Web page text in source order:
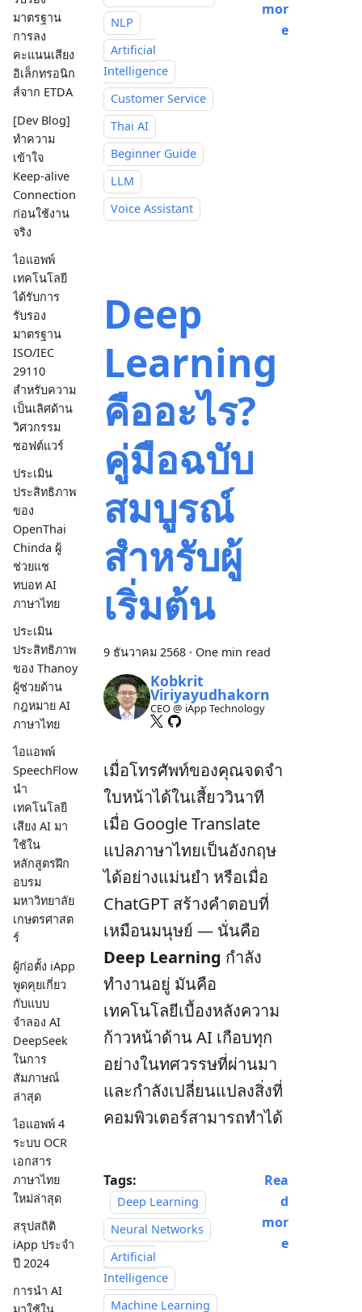
มาตรฐาน
การลง
คะแนนเสียง
อิเล็กทรอนิก
ส์จาก ETDA
[Dev Blog]
ทำความ
เข้าใจ
Keep-alive
Connection
ก่อนใช้งาน
จริง
ไอแอพพ์
เทคโนโลยี
ได้รับการ
รับรอง
มาตรฐาน
ISO/IEC
29110
สำหรับความ
เป็นเลิศด้าน
วิศวกรรม
ซอฟต์แวร์
ประเมิน
ประสิทธิภาพ
ของ
OpenThai
Chinda ผู้
ช่วยแช
ทบอท AI
ภาษาไทย
ประเมิน
ประสิทธิภาพ
ของ Thanoy
ผู้ช่วยด้าน
กฎหมาย AI
ภาษาไทย
ไอแอพพ์
SpeechFlow
นำ
เทคโนโลยี
เสียง AI มา
ใช้ใน
หลักสูตรฝึก
อบรม
มหาวิทยาลัย
เกษตรศาสต
ร์
ผู้ก่อตั้ง iApp
พูดคุยเกี่ยว
กับแบบ
จำลอง AI
DeepSeek
ในการ
สัมภาษณ์
ล่าสุด
ไอแอพพ์ 4
ระบบ OCR
เอกสาร
ภาษาไทย
ใหม่ล่าสุด
สรุปสถิติ
iApp ประจำ
ปี 2024
การนำ AI
NLP
Artificial
Intelligence
Customer Service
Thai AI
Beginner Guide
LLM
Voice Assistant
mor
e
Deep
Learning
คืออะไร?
คู่มือฉบับ
สมบูรณ์
สำหรับผู้
เริ่มต้น
9 ธันวาคม 2568 · One min read
Kobkrit
Viriyayudhakorn
CEO @ iApp Technology
เมื่อโทรศัพท์ของคุณจดจำ
ใบหน้าได้ในเสี้ยววินาที
เมื่อ Google Translate
แปลภาษาไทยเป็นอังกฤษ
ได้อย่างแม่นยำ หรือเมื่อ
ChatGPT สร้างคำตอบที่
เหมือนมนุษย์ — นั่นคือ
Deep Learning กำลัง
ทำงานอยู่ มันคือ
เทคโนโลยีเบื้องหลังความ
ก้าวหน้าด้าน AI เกือบทุก
อย่างในทศวรรษที่ผ่านมา
และกำลังเปลี่ยนแปลงสิ่งที่
คอมพิวเตอร์สามารถทำได้
Tags:
Deep Learning
Neural Networks
Artificial
Intelligence
Machine Learning
Rea
d
mor
e